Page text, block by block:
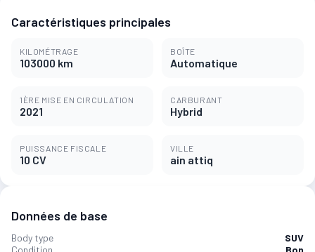
Caractéristiques principales
KILOMÉTRAGE
103000 km
BOÎTE
Automatique
1ÈRE MISE EN CIRCULATION
2021
CARBURANT
Hybrid
PUISSANCE FISCALE
10 CV
VILLE
ain attiq
Données de base
Body type
SUV
Condition
Bon